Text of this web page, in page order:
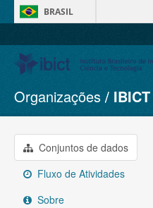
BRASIL
Conjuntos de dados
Organizações
Grupos
Sobre
Organizações IBICT
Conjuntos de dados
Fluxo de Atividades
Sobre